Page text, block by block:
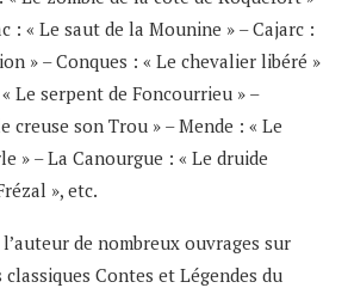
: « Le saut de la Mounine » – Cajarc :
» – Conques : « Le chevalier libéré »
Le serpent de Foncourrieu » –
creuse son Trou » – Mende : « Le
» – La Canourgue : « Le druide
», etc.
de nombreux ouvrages sur
classiques Contes et Légendes du